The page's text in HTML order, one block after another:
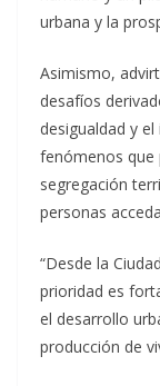
urbana y la
Asimismo,
desafíos
desigualdad y
fenómenos que
segregación
personas
“Desde la
prioridad es
el desarrollo
producción de